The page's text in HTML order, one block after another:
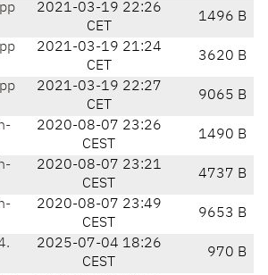
2021-03-19 22:26
CET
1496 B
2021-03-19 21:24
CET
3620 B
2021-03-19 22:27
CET
9065 B
2020-08-07 23:26
CEST
1490 B
2020-08-07 23:21
CEST
4737 B
2020-08-07 23:49
CEST
9653 B
2025-07-04 18:26
CEST
970 B